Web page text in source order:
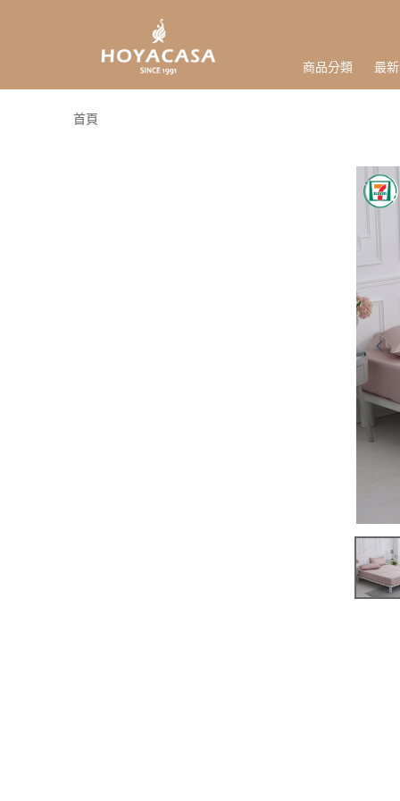
商品分類 最
首頁